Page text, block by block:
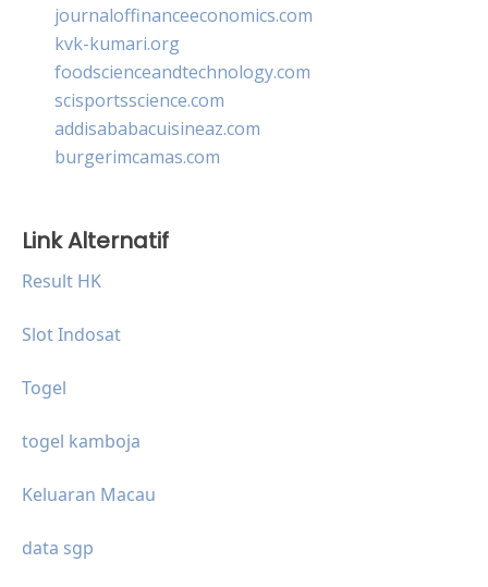
journaloffinanceeconomics.com
kvk-kumari.org
foodscienceandtechnology.com
scisportsscience.com
addisababacuisineaz.com
burgerimcamas.com
Link Alternatif
Result HK
Slot Indosat
Togel
togel kamboja
Keluaran Macau
data sgp